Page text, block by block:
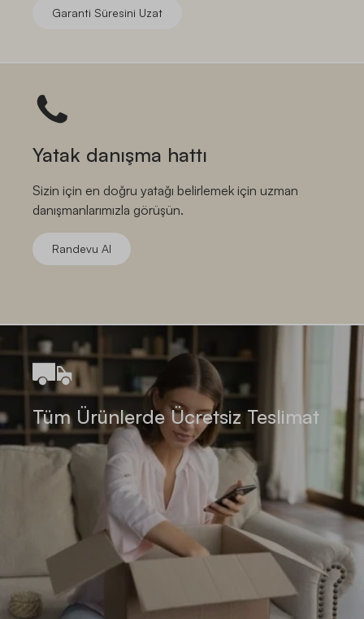
Garanti Süresini Uzat
Yatak danışma hattı
Sizin için en doğru yatağı belirlemek için uzman
danışmanlarımızla görüşün.
Randevu Al
Tüm Ürünlerde Ücretsiz Teslimat